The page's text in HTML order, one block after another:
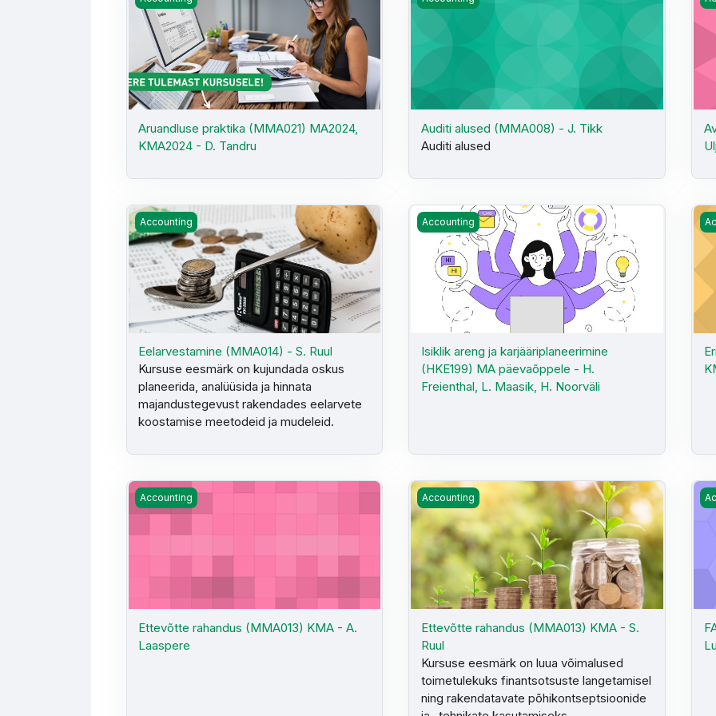
Aruandluse praktika (MMA021) MA2024,
KMA2024 - D. Tandru
Auditi alused (MMA008) - J. Tikk
Auditi alused
Eelarvestamine (MMA014) - S. Ruul
Accounting
Eelarvestamine (MMA014) - S. Ruul
Kursuse eesmärk on kujundada oskus
planeerida, analüüsida ja hinnata
majandustegevust rakendades eelarvete
koostamise meetodeid ja mudeleid.
Isiklik areng ja karjääriplaneerimine (HKE199) MA
Accounting
Isiklik areng ja karjääriplaneerimine
(HKE199) MA päevaõppele - H.
Freienthal, L. Maasik, H. Noorväli
Ettevõtte rahandus (MMA013) KMA - A. Laaspere
Accounting
Ettevõtte rahandus (MMA013) KMA - A.
Laaspere
Ettevõtte rahandus (MMA013) KMA - S. Ruul
Accounting
Ettevõtte rahandus (MMA013) KMA - S.
Ruul
Kursuse eesmärk on luua võimalused
toimetulekuks finantsotsuste langetamisel
ning rakendatavate põhikontseptsioonide